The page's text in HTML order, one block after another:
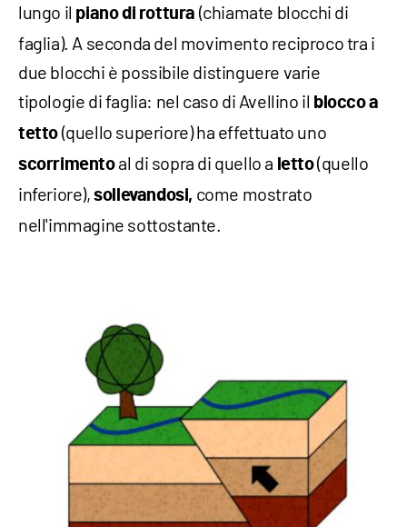
lungo il pianodi rottura (chiamate blocchi di
faglia). A seconda del movimento reciproco tra i
due blocchi è possibile distinguere varie
tipologie di faglia: nel caso di Avellino il blocco a
tetto (quello superiore) ha effettuato uno
scorrimentoal di sopra di quello a letto(quello
inferiore),sollevandosi, come mostrato
nell'immagine sottostante.